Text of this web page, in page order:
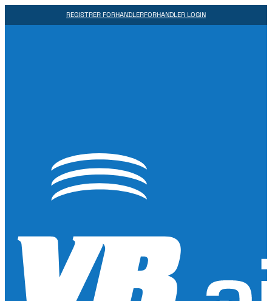
REGISTRER FORHANDLERFORHANDLER LOGIN